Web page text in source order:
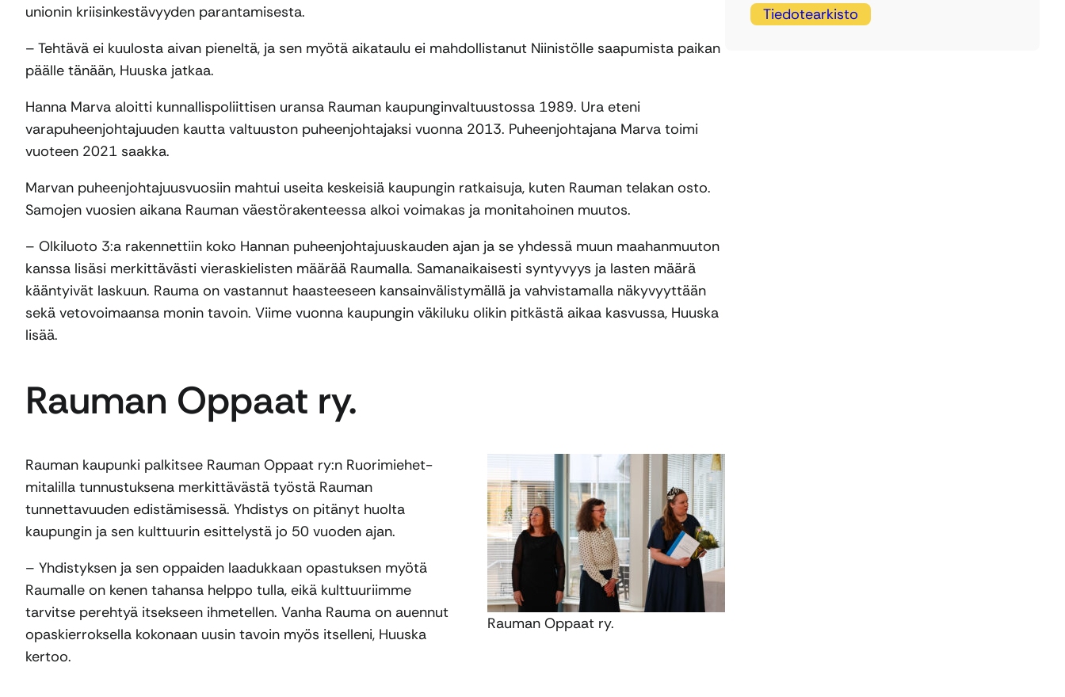
unionin kriisinkestävyyden parantamisesta.
– Tehtävä ei kuulosta aivan pieneltä, ja sen myötä aikataulu ei mahdollistanut Niinistölle saapumista paikan
päälle tänään, Huuska jatkaa.
Hanna Marva aloitti kunnallispoliittisen uransa Rauman kaupunginvaltuustossa 1989. Ura eteni
varapuheenjohtajuuden kautta valtuuston puheenjohtajaksi vuonna 2013. Puheenjohtajana Marva toimi
vuoteen 2021 saakka.
Marvan puheenjohtajuusvuosiin mahtui useita keskeisiä kaupungin ratkaisuja, kuten Rauman telakan osto.
Samojen vuosien aikana Rauman väestörakenteessa alkoi voimakas ja monitahoinen muutos.
– Olkiluoto 3:a rakennettiin koko Hannan puheenjohtajuuskauden ajan ja se yhdessä muun maahanmuuton
kanssa lisäsi merkittävästi vieraskielisten määrää Raumalla. Samanaikaisesti syntyvyys ja lasten määrä
kääntyivät laskuun. Rauma on vastannut haasteeseen kansainvälistymällä ja vahvistamalla näkyvyyttään
sekä vetovoimaansa monin tavoin. Viime vuonna kaupungin väkiluku olikin pitkästä aikaa kasvussa, Huuska
lisää.
Rauman Oppaat ry.
Rauman Oppaat ry.
Rauman kaupunki palkitsee Rauman Oppaat ry:n Ruorimiehet-
mitalilla tunnustuksena merkittävästä työstä Rauman
tunnettavuuden edistämisessä. Yhdistys on pitänyt huolta
kaupungin ja sen kulttuurin esittelystä jo 50 vuoden ajan.
– Yhdistyksen ja sen oppaiden laadukkaan opastuksen myötä
Raumalle on kenen tahansa helppo tulla, eikä kulttuuriimme
tarvitse perehtyä itsekseen ihmetellen. Vanha Rauma on auennut
opaskierroksella kokonaan uusin tavoin myös itselleni, Huuska
kertoo.
Tiedotearkisto